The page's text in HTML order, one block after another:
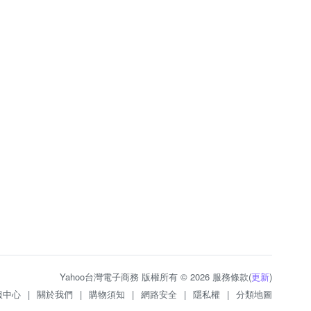
Yahoo台灣電子商務 版權所有 © 2026 服務條款(更新)
中心 | 關於我們 | 購物須知 | 網路安全 | 隱私權 | 分類地圖